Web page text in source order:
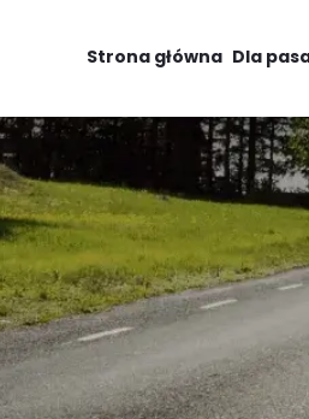
Strona główna Dla